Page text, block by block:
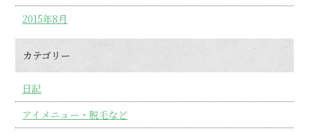
2015年8月
カテゴリー
日記
アイメニュー・脱毛など